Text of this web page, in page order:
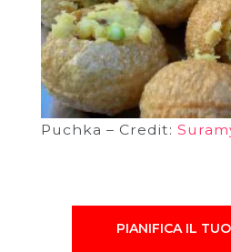
Puchka – Credit:
PIANIFICA IL